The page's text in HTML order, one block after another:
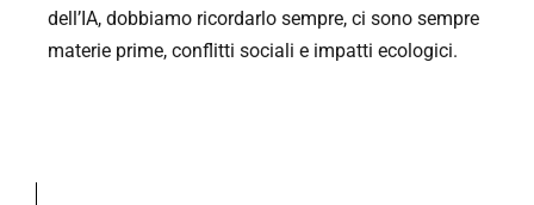
dell’IA, dobbiamo ricordarlo sempre, ci sono sempre
materie prime, conflitti sociali e impatti ecologici.